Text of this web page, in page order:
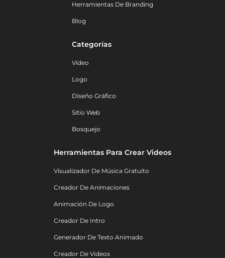
Herramientas De Branding
Blog
Categorías
Vídeo
Logo
Diseño Gráfico
Sitio Web
Bosquejo
Herramientas Para Crear Videos
Visualizador De Música Gratuito
Creador De Animaciones
Animación De Logo
Creador De Intro
Generador De Texto Animado
Creador De Videos